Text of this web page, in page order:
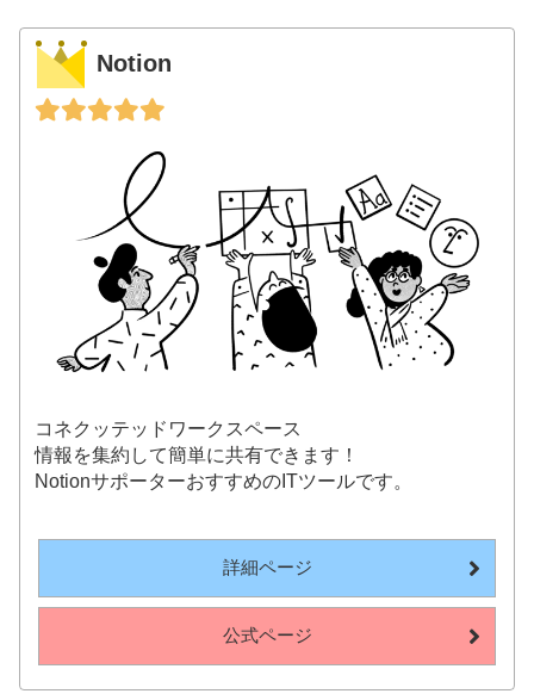
Notion
コネクッテッドワークスペース
情報を集約して簡単に共有できます！
NotionサポーターおすすめのITツールです。
詳細ページ
公式ページ